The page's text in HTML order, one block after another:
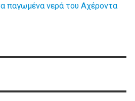
παγωμένα νερά του Αχέροντα